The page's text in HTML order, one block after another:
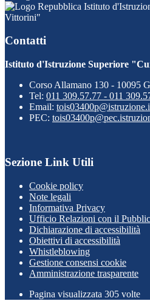
Istituto
Vittorini"
Contatti
Istituto d'Istruzione Superiore
Corso Allamano 130 - 10095
Tel: 011 309.57.77 - 011
Email:
PEC:
Sezione Link Utili
Cookie policy
Note legali
Informativa Privacy
Ufficio Relazioni con il
Dichiarazione di accessibilità
Obiettivi di accessibilità
Whistleblowing
Gestione consensi cookie
Amministrazione trasparente
Pagina visualizzata 305 volte